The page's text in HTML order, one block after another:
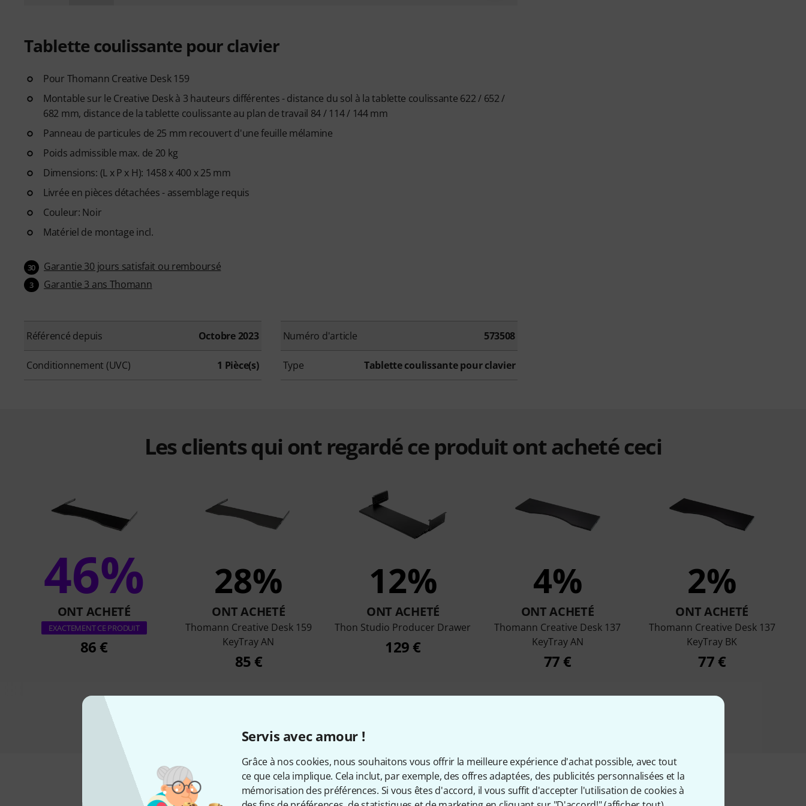
Servis avec amour !
Grâce à nos cookies, nous souhaitons vous offrir la meilleure expérience d'achat possible, avec tout
ce que cela implique. Cela inclut, par exemple, des offres adaptées, des publicités personnalisées et la
mémorisation des préférences. Si vous êtes d'accord, il vous suffit d'accepter l'utilisation de cookies à
Tablette coulissante pour clavier
Pour Thomann Creative Desk 159
Montable sur le Creative Desk à 3 hauteurs différentes - distance du sol à la tablette coulissante 622 / 652 /
682 mm, distance de la tablette coulissante au plan de travail 84 / 114 / 144 mm
Panneau de particules de 25 mm recouvert d'une feuille mélamine
Poids admissible max. de 20 kg
Dimensions: (L x P x H): 1458 x 400 x 25 mm
Livrée en pièces détachées - assemblage requis
Couleur: Noir
Matériel de montage incl.
30 Garantie 30 jours satisfait ou remboursé
3 Garantie 3 ans Thomann
Référencé depuis Octobre 2023 Numéro d'article 573508
Conditionnement (UVC) 1 Pièce(s) Type Tablette coulissante pour clavier
Les clients qui ont regardé ce produit ont acheté ceci
46%
ONT ACHETÉ
EXACTEMENT CE PRODUIT
86 €
28%
ONT ACHETÉ
Thomann Creative Desk 159
KeyTray AN
85 €
12%
ONT ACHETÉ
Thon Studio Producer Drawer
129 €
4%
ONT ACHETÉ
Thomann Creative Desk 137
KeyTray AN
77 €
2%
ONT ACHETÉ
Thomann Creative Desk 137
KeyTray BK
77 €